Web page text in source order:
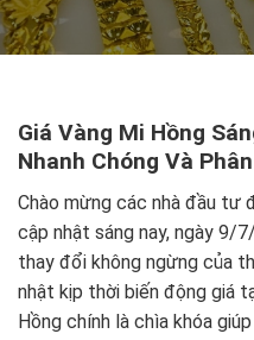
Giá Vàng Mi Hồng
Nhanh Chóng Và
Chào mừng các nhà đầu tư
cập nhật sáng nay, ngày 9/
thay đổi không ngừng của
nhật kịp thời biến động giá
Hồng chính là chìa khóa